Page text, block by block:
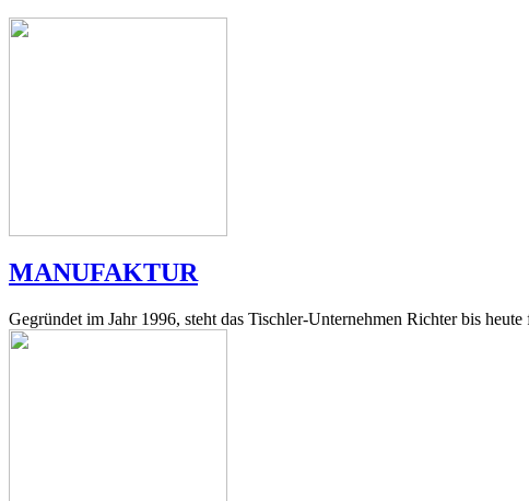
MANUFAKTUR
Gegründet im Jahr 1996, steht das Tischler-Unternehmen Richter bis